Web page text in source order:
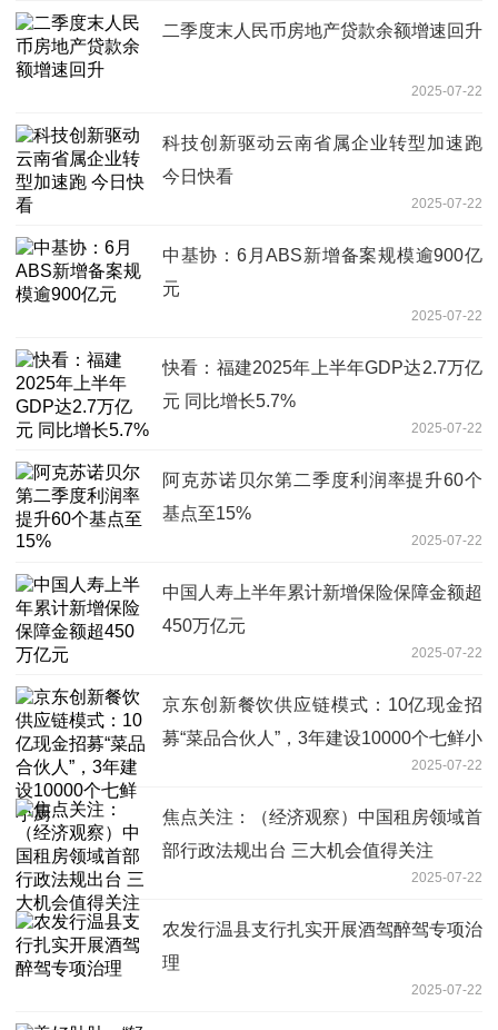
二季度末人民币房地产贷款余额增速回升
2025-07-22
科技创新驱动云南省属企业转型加速跑
今日快看
2025-07-22
中基协：6月ABS新增备案规模逾900亿
元
2025-07-22
快看：福建2025年上半年GDP达2.7万亿
元 同比增长5.7%
2025-07-22
阿克苏诺贝尔第二季度利润率提升60个
基点至15%
2025-07-22
中国人寿上半年累计新增保险保障金额超
450万亿元
2025-07-22
京东创新餐饮供应链模式：10亿现金招
募“菜品合伙人”，3年建设10000个七鲜小
2025-07-22
焦点关注：（经济观察）中国租房领域首
部行政法规出台 三大机会值得关注
2025-07-22
农发行温县支行扎实开展酒驾醉驾专项治
理
2025-07-22